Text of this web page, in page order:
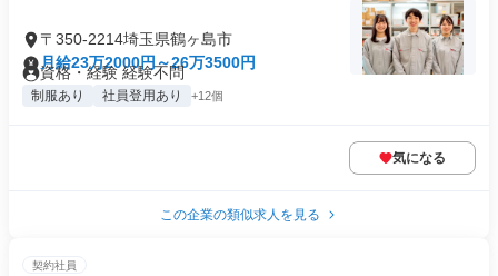
〒350-2214埼玉県鶴ヶ島市
月給23万2000円～26万3500円
資格・経験 経験不問
制服あり 社員登用あり +12個
気になる
この企業の類似求人を見る
契約社員